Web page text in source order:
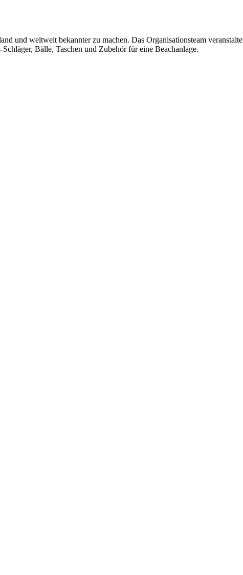
und weltweit bekannter zu machen. Das Organisationsteam
Bälle, Taschen und Zubehör für eine Beachanlage.